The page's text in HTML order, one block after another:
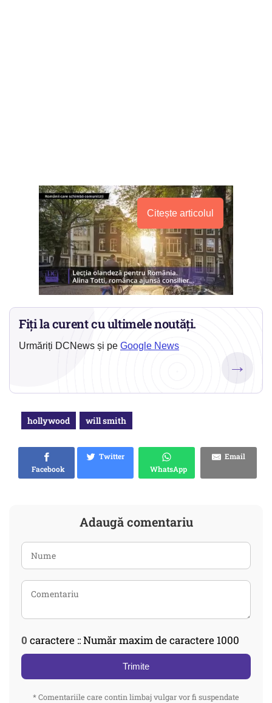
Citește articolul
Fiți la curent cu ultimele noutăți.
Urmăriți DCNews și pe Google News
→
hollywood will smith
Facebook
Twitter
WhatsApp
Email
Adaugă comentariu
0 caractere :: Număr maxim de caractere 1000
Trimite
* Comentariile care contin limbaj vulgar vor fi suspendate